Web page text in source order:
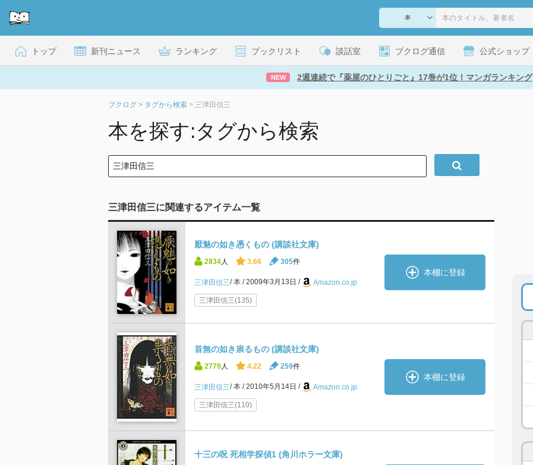
トップ 新刊ニュース ランキング ブックリスト 談話室 ブクログ通信 公式ショップ
NEW 2週連続で『薬屋のひとりごと』17巻が1位！マンガランキング
ブクログ > タグから検索 > 三津田信三
本を探す:タグから検索
三津田信三に関連するアイテム一覧
厭魅の如き憑くもの (講談社文庫)
2834 人 3.66 305件
三津田信三 本 2009年3月13日 Amazon.co.jp
三津田信三(135)
本棚に登録
首無の如き祟るもの (講談社文庫)
2779 人 4.22 259件
三津田信三 本 2010年5月14日 Amazon.co.jp
三津田信三(110)
本棚に登録
十三の呪 死相学探偵1 (角川ホラー文庫)